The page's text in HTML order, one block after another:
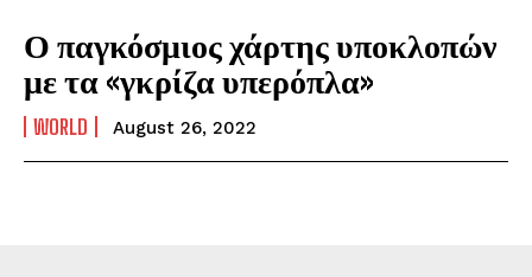
Ο παγκόσμιος χάρτης υποκλοπών
με τα «γκρίζα υπερόπλα»
WORLD August 26, 2022